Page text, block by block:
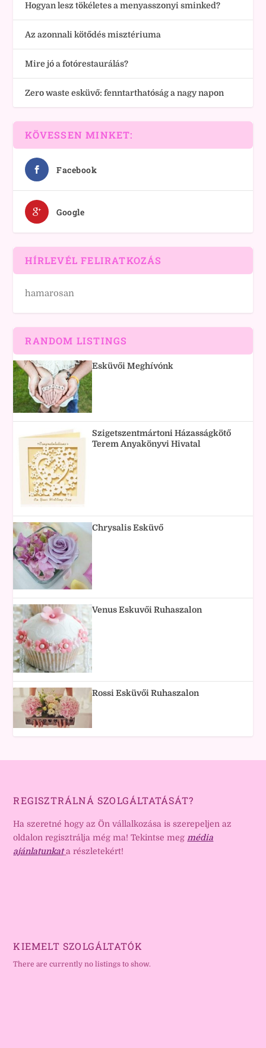
Hogyan lesz tökéletes a menyasszonyi sminked?
Az azonnali kötődés misztériuma
Mire jó a fotórestaurálás?
Zero waste esküvő: fenntarthatóság a nagy napon
KÖVESSEN MINKET:
Facebook
Google
HÍRLEVÉL FELIRATKOZÁS
hamarosan
RANDOM LISTINGS
Esküvői Meghívónk
Szigetszentmártoni Házasságkötő
Terem Anyakönyvi Hivatal
Chrysalis Esküvő
Venus Eskuvői Ruhaszalon
Rossi Esküvői Ruhaszalon
REGISZTRÁLNÁ SZOLGÁLTATÁSÁT?
Ha szeretné hogy az Ön vállalkozása is szerepeljen az
oldalon regisztrálja még ma! Tekintse meg média
ajánlatunkat a részletekért!
KIEMELT SZOLGÁLTATÓK
There are currently no listings to show.